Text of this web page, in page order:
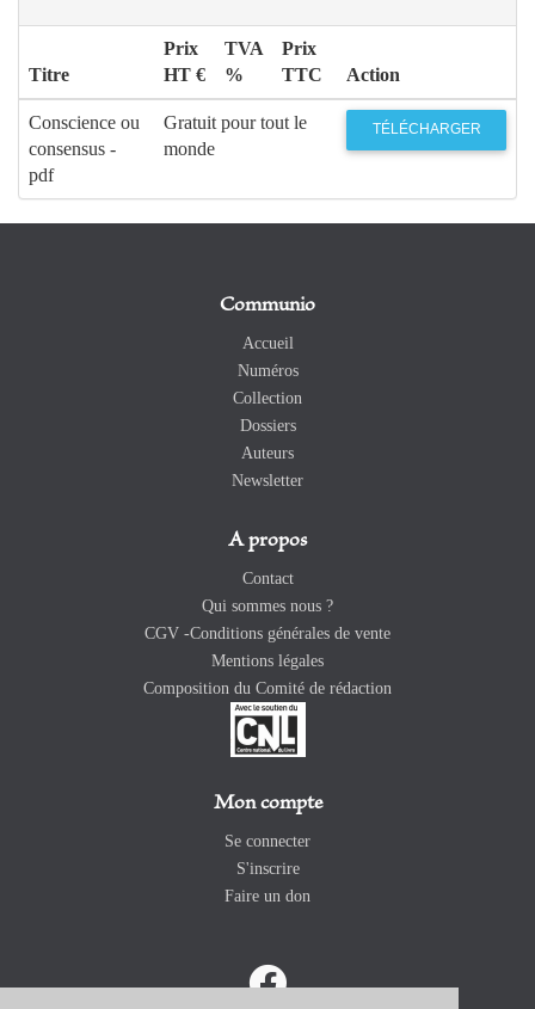
Titre
Prix
HT €
TVA
%
Prix
TTC
Action
Conscience ou
consensus -
pdf
Gratuit pour tout le
monde
TÉLÉCHARGER
Communio
Accueil
Numéros
Collection
Dossiers
Auteurs
Newsletter
A propos
Contact
Qui sommes nous ?
CGV -Conditions générales de vente
Mentions légales
Composition du Comité de rédaction
Mon compte
Se connecter
S'inscrire
Faire un don